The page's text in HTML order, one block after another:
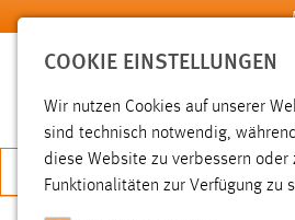
Zum Hauptinhalt springen
JETZT
COOKIE EINSTELLUNGEN
Wir nutzen Cookies auf unserer
sind technisch notwendig,
diese Website zu verbessern oder
Funktionalitäten zur Verfügung zu